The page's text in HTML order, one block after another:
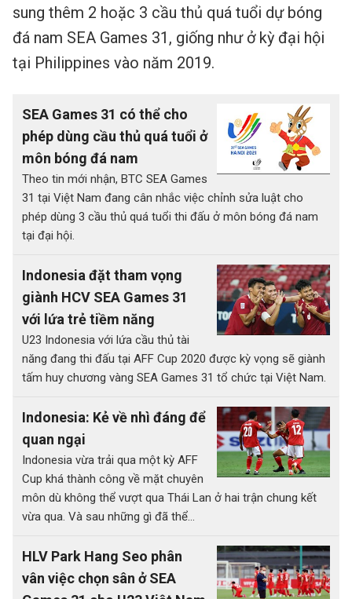
sung thêm 2 hoặc 3 cầu thủ quá tuổi dự bóng
đá nam SEA Games 31, giống như ở kỳ đại hội
tại Philippines vào năm 2019.
SEA Games 31 có thể cho
phép dùng cầu thủ quá tuổi ở
môn bóng đá nam
Theo tin mới nhận, BTC SEA Games
31 tại Việt Nam đang cân nhắc việc chỉnh sửa luật cho
phép dùng 3 cầu thủ quá tuổi thi đấu ở môn bóng đá nam
tại đại hội.
Indonesia đặt tham vọng
giành HCV SEA Games 31
với lứa trẻ tiềm năng
U23 Indonesia với lứa cầu thủ tài
năng đang thi đấu tại AFF Cup 2020 được kỳ vọng sẽ giành
tấm huy chương vàng SEA Games 31 tổ chức tại Việt Nam.
Indonesia: Kẻ về nhì đáng để
quan ngại
Indonesia vừa trải qua một kỳ AFF
Cup khá thành công về mặt chuyên
môn dù không thể vượt qua Thái Lan ở hai trận chung kết
vừa qua. Và sau những gì đã thể...
HLV Park Hang Seo phân
vân việc chọn sân ở SEA